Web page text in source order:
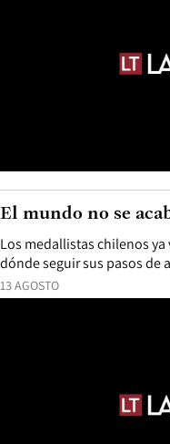
13 AGOSTO
Los medallistas chilenos
dónde seguir sus pasos de
El mundo no se